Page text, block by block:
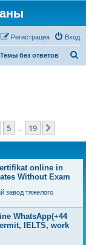
Вход
Регистрация
Темы без ответов
19
5 19
online in
Without Exam
завод тяжелого
WhatsApp(+44
IELTS, work